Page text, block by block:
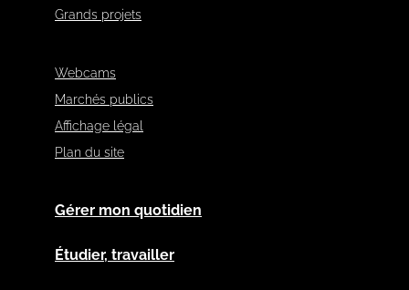
Grands projets
Webcams
Marchés publics
Affichage légal
Plan du site
Gérer mon quotidien
Étudier, travailler